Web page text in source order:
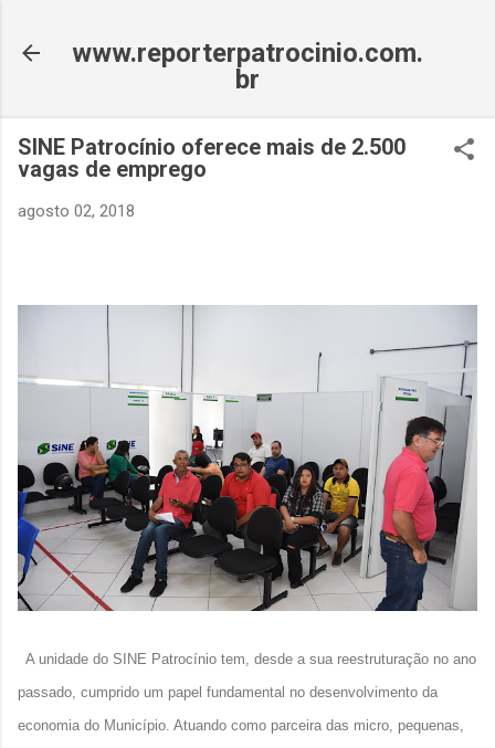
www.reporterpatrocinio.com.
br
SINE Patrocínio oferece mais de 2.500
vagas de emprego
agosto 02, 2018
A unidade do SINE Patrocínio tem, desde a sua reestruturação no ano
passado, cumprido um papel fundamental no desenvolvimento da
economia do Município. Atuando como parceira das micro, pequenas,